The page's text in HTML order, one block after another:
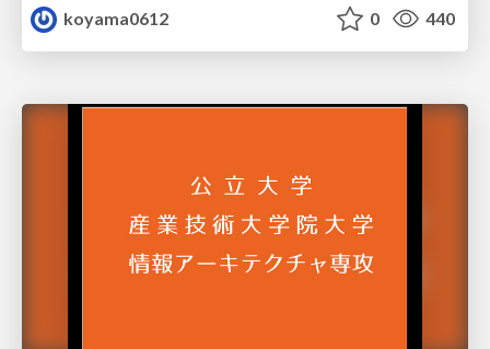
koyama0612
0 440